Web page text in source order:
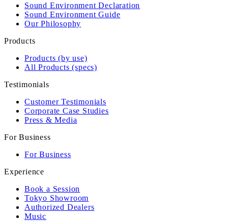
Sound Environment Declaration
Sound Environment Guide
Our Philosophy
Products
Products (by use)
All Products (specs)
Testimonials
Customer Testimonials
Corporate Case Studies
Press & Media
For Business
For Business
Experience
Book a Session
Tokyo Showroom
Authorized Dealers
Music